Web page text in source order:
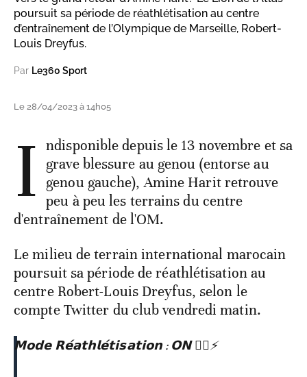
poursuit sa période de réathlétisation au centre
d’entraînement de l’Olympique de Marseille, Robert-
Louis Dreyfus.
Par Le360 Sport
Le 28/04/2023 à 14h05
I ndisponible depuis le 13 novembre et sa
grave blessure au genou (entorse au
genou gauche), Amine Harit retrouve
peu à peu les terrains du centre
d'entraînement de l'OM.
Le milieu de terrain international marocain
poursuit sa période de réathlétisation au
centre Robert-Louis Dreyfus, selon le
compte Twitter du club vendredi matin.
𝗠𝗼𝗱𝗲 𝗥𝗲́𝗮𝘁𝗵𝗹𝗲́𝘁𝗶𝘀𝗮𝘁𝗶𝗼𝗻 : 𝗢𝗡 🏃‍♂️⚡️